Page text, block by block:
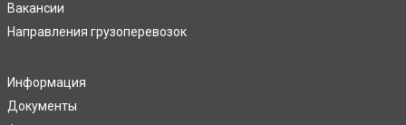
Вакансии
Направления грузоперевозок
Информация
Документы